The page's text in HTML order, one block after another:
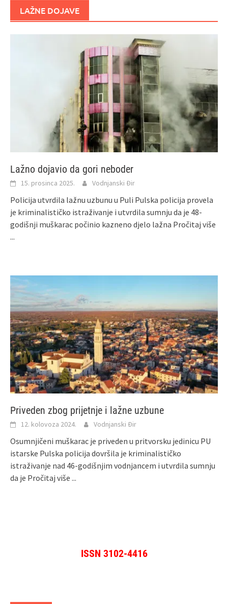
LAŽNE DOJAVE
Lažno dojavio da gori neboder
15. prosinca 2025. Vodnjanski Đir
Policija utvrdila lažnu uzbunu u Puli Pulska policija provela
je kriminalističko istraživanje i utvrdila sumnju da je 48-
godišnji muškarac počinio kazneno djelo lažna Pročitaj više
...
Priveden zbog prijetnje i lažne uzbune
12. kolovoza 2024. Vodnjanski Đir
Osumnjičeni muškarac je priveden u pritvorsku jedinicu PU
istarske Pulska policija dovršila je kriminalističko
istraživanje nad 46-godišnjim vodnjancem i utvrdila sumnju
da je Pročitaj više ...
ISSN 3102-4416